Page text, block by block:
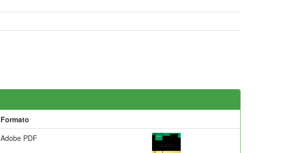
Formato
Adobe PDF